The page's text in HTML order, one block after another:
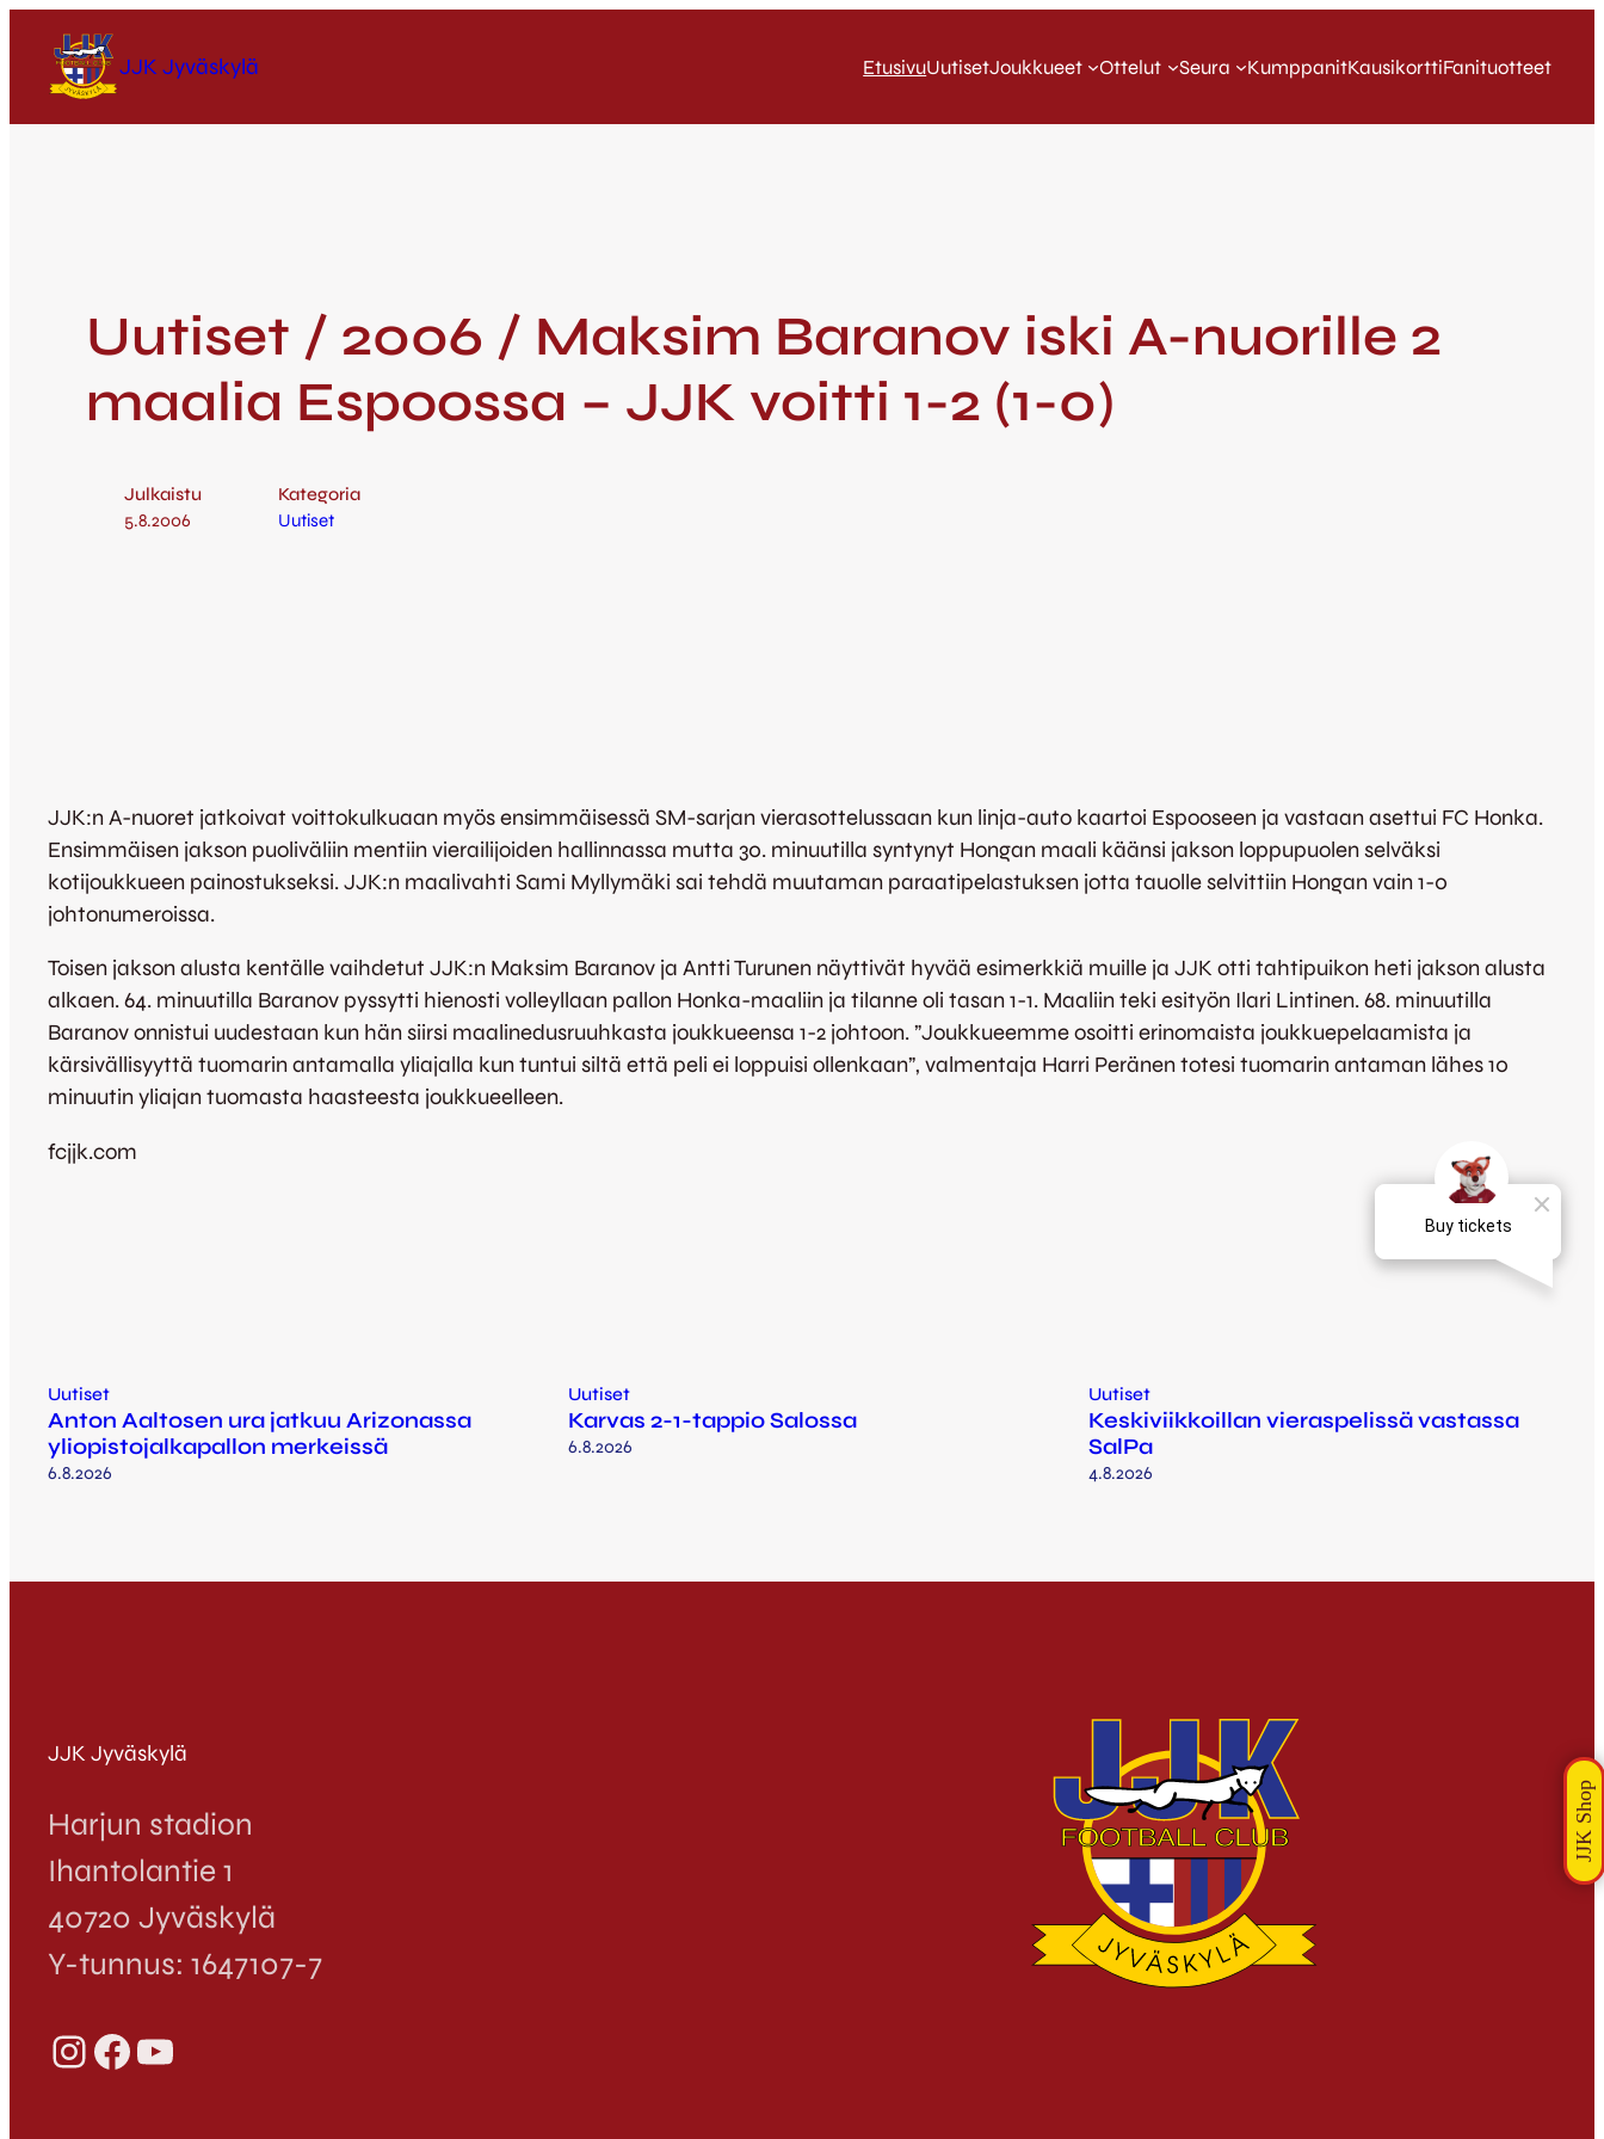
JJK Jyväskylä EtusivuUutisetJoukkueet Ottelut Seura KumppanitKausikorttiFanituotteet
Uutiset / 2006 / Maksim Baranov iski A-nuorille 2
maalia Espoossa – JJK voitti 1-2 (1-0)
Julkaistu
5.8.2006
Kategoria
Uutiset
JJK:n A-nuoret jatkoivat voittokulkuaan myös ensimmäisessä SM-sarjan vierasottelussaan kun linja-auto kaartoi Espooseen ja vastaan asettui FC Honka.
Ensimmäisen jakson puoliväliin mentiin vierailijoiden hallinnassa mutta 30. minuutilla syntynyt Hongan maali käänsi jakson loppupuolen selväksi
kotijoukkueen painostukseksi. JJK:n maalivahti Sami Myllymäki sai tehdä muutaman paraatipelastuksen jotta tauolle selvittiin Hongan vain 1-0
johtonumeroissa.
Toisen jakson alusta kentälle vaihdetut JJK:n Maksim Baranov ja Antti Turunen näyttivät hyvää esimerkkiä muille ja JJK otti tahtipuikon heti jakson alusta
alkaen. 64. minuutilla Baranov pyssytti hienosti volleyllaan pallon Honka-maaliin ja tilanne oli tasan 1-1. Maaliin teki esityön Ilari Lintinen. 68. minuutilla
Baranov onnistui uudestaan kun hän siirsi maalinedusruuhkasta joukkueensa 1-2 johtoon. ”Joukkueemme osoitti erinomaista joukkuepelaamista ja
kärsivällisyyttä tuomarin antamalla yliajalla kun tuntui siltä että peli ei loppuisi ollenkaan”, valmentaja Harri Peränen totesi tuomarin antaman lähes 10
minuutin yliajan tuomasta haasteesta joukkueelleen.
fcjjk.com
Uutiset
Anton Aaltosen ura jatkuu Arizonassa
yliopistojalkapallon merkeissä
6.8.2026
Uutiset
Karvas 2-1-tappio Salossa
6.8.2026
Uutiset
Keskiviikkoillan vieraspelissä vastassa
SalPa
4.8.2026
JJK Jyväskylä
Harjun stadion
Ihantolantie 1
40720 Jyväskylä
Y-tunnus: 1647107-7
InstagramFacebook YouTube